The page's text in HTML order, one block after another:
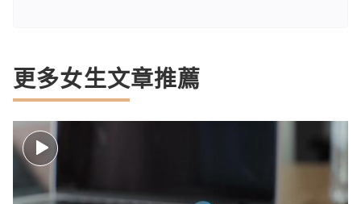
更多女生文章推薦